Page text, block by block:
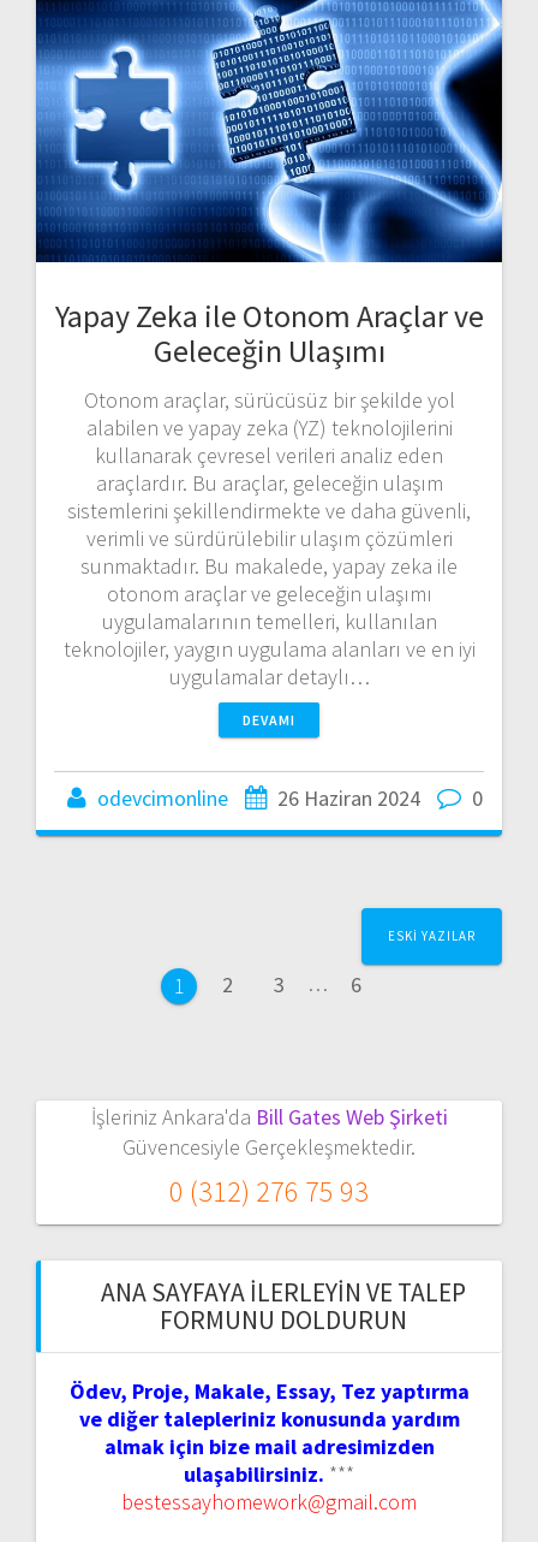
Yapay Zeka ile Otonom Araçlar ve
Geleceğin Ulaşımı
Otonom araçlar, sürücüsüz bir şekilde yol
alabilen ve yapay zeka (YZ) teknolojilerini
kullanarak çevresel verileri analiz eden
araçlardır. Bu araçlar, geleceğin ulaşım
sistemlerini şekillendirmekte ve daha güvenli,
verimli ve sürdürülebilir ulaşım çözümleri
sunmaktadır. Bu makalede, yapay zeka ile
otonom araçlar ve geleceğin ulaşımı
uygulamalarının temelleri, kullanılan
teknolojiler, yaygın uygulama alanları ve en iyi
uygulamalar detaylı…
DEVAMI
odevcimonline 26 Haziran 2024 0
dolaşımı
Sayfa
1 Sayfa
2 Sayfa
3 … Sayfa
6
ESKI YAZILAR
İşleriniz Ankara'da Bill Gates Web Şirketi
Güvencesiyle Gerçekleşmektedir.
0 (312) 276 75 93
ANA SAYFAYA İLERLEYIN VE TALEP
FORMUNU DOLDURUN
Ödev, Proje, Makale, Essay, Tez yaptırma
ve diğer talepleriniz konusunda yardım
almak için bize mail adresimizden
ulaşabilirsiniz. ***
bestessayhomework@gmail.com